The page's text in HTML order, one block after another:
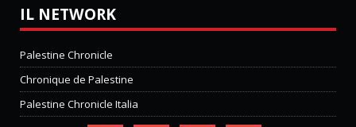
IL NETWORK
Palestine Chronicle
Chronique de Palestine
Palestine Chronicle Italia